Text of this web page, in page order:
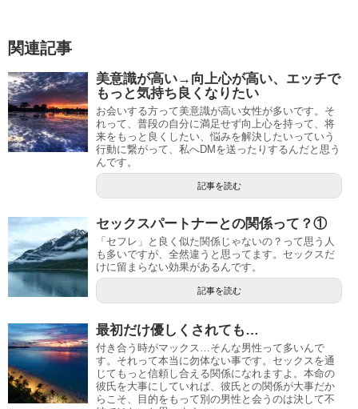
関連記事
美意識が高い→向上心が高い、エッチで
もっと気持ち良くなりたい
お会いする方って美意識が高い女性が多いです。そ
れって、普段の自分に満足せず向上心を持って、将
来をもっと良くしたい、悩みを解決したいっていう
行動に繋がって、私へDMを送ったりするんだと思う
んです。
記事を読む
セックスパートナーとの関係って？①
「セフレ」と良く似た関係じゃないの？って思う人
も多いですが、全然違うと思ってます。セックスだ
けに留まらない効果があるんです。
記事を読む
最初だけ優しくされても…
付き合う時がマックス…そんな男性って多いんで
す。それって本当に勿体ない事です。セックスを通
じてもっと信頼し合える関係になれますよ。本命の
彼氏を大事にしていれば、彼氏との関係が大事だか
らこそ、目的をもって別の男性と会うのは決して不